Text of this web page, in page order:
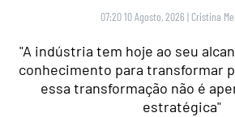
07:20 10 Agosto, 2026 | Cristina
"A indústria tem hoje ao seu
conhecimento para transformar
essa transformação não é
estratégica"